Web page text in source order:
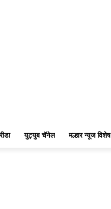
युट्युब चॅनेल मल्हार न्यूज विशेष